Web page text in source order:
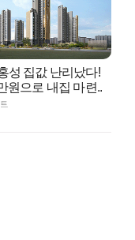
성 집값 난리났다!
원으로 내집 마련..